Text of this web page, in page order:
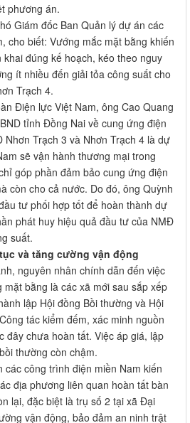
phương án.
Giám đốc Ban Quản lý dự án các
cho biết: Vướng mắc mặt bằng khiến
đúng kế hoạch, kéo theo nguy
ít nhiều đến giải tỏa công suất cho
Trạch 4.
Điện lực Việt Nam, ông Cao Quang
tỉnh Đồng Nai về cung ứng điện
Trạch 3 và Nhơn Trạch 4 là dự
sẽ vận hành thương mại trong
góp phần đảm bảo cung ứng điện
còn cho cả nước. Do đó, ông Quỳnh
tư phối hợp tốt để hoàn thành dự
phát huy hiệu quả đầu tư của NMĐ
suất.
và tăng cường vận động
nguyên nhân chính dẫn đến việc
bằng là các xã mới sau sắp xếp
lập Hội đồng Bồi thường và Hội
tác kiểm đếm, xác minh nguồn
đây chưa hoàn tất. Việc áp giá, lập
thường còn chậm.
các công trình điện miền Nam kiến
địa phương liên quan hoàn tất bàn
lại, đặc biệt là trụ số 2 tại xã Đại
vận động, bảo đảm an ninh trật